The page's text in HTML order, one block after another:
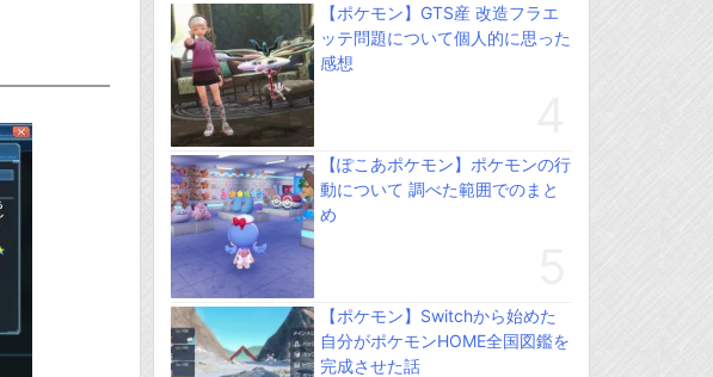
【ポケモン】GTS産 改造フラエ
ッテ問題について個人的に思った
感想
【ぽこあポケモン】ポケモンの行
動について 調べた範囲でのまと
め
【ポケモン】Switchから始めた
自分がポケモンHOME全国図鑑を
完成させた話